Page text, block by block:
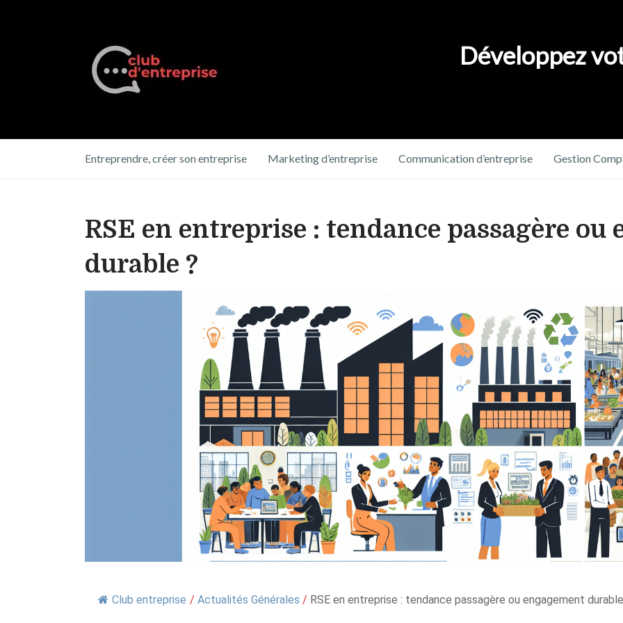
Développez
Entreprendre, créer son entreprise Marketing d’entreprise Communication d’entreprise Gestion
RSE en entreprise : tendance passagère ou
durable ?
Club entreprise / Actualités Générales / RSE en entreprise : tendance passagère ou engagement